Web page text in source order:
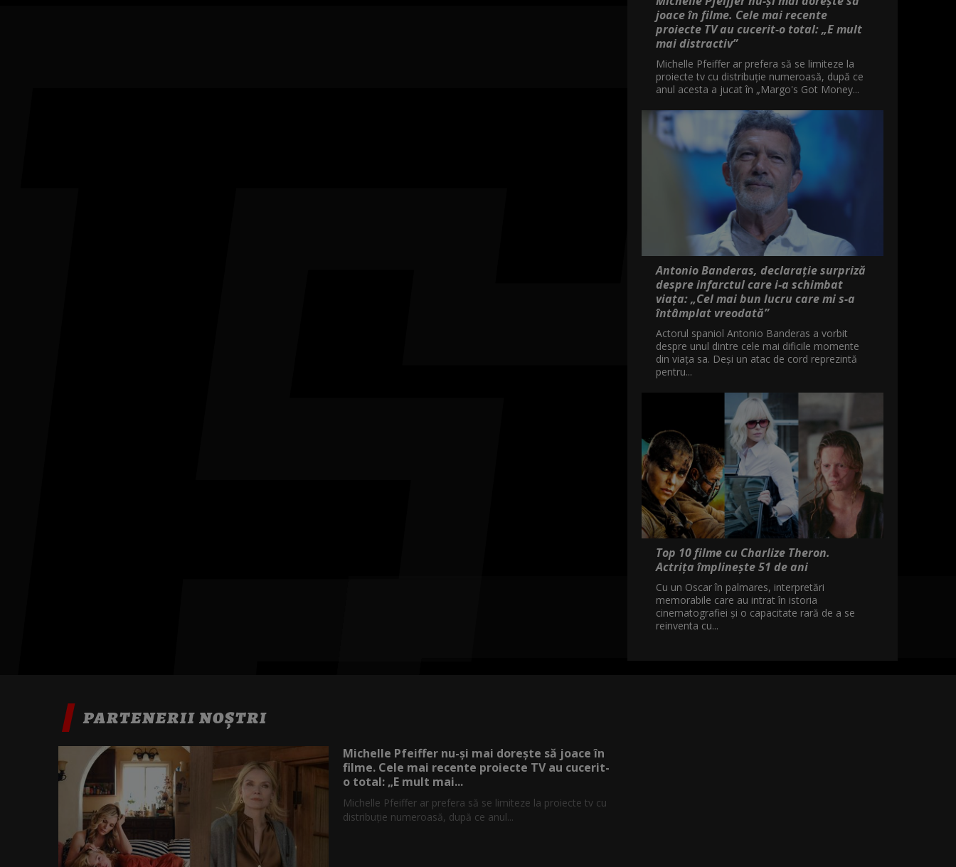
joace în filme. Cele mai recente
proiecte TV au cucerit-o total: „E mult
mai distractiv”
Michelle Pfeiffer ar prefera să se limiteze la
proiecte tv cu distribuție numeroasă, după ce
anul acesta a jucat în „Margo's Got Money...
Antonio Banderas, declarație surpriză
despre infarctul care i-a schimbat
viața: „Cel mai bun lucru care mi s-a
întâmplat vreodată”
Actorul spaniol Antonio Banderas a vorbit
despre unul dintre cele mai dificile momente
din viața sa. Deși un atac de cord reprezintă
pentru...
Top 10 filme cu Charlize Theron.
Actrița împlinește 51 de ani
Cu un Oscar în palmares, interpretări
memorabile care au intrat în istoria
cinematografiei și o capacitate rară de a se
reinventa cu...
PARTENERII NOȘTRI
Michelle Pfeiffer nu-și mai dorește să joace în
filme. Cele mai recente proiecte TV au cucerit-
o total: „E mult mai...
Michelle Pfeiffer ar prefera să se limiteze la proiecte tv cu
distribuție numeroasă, după ce anul...